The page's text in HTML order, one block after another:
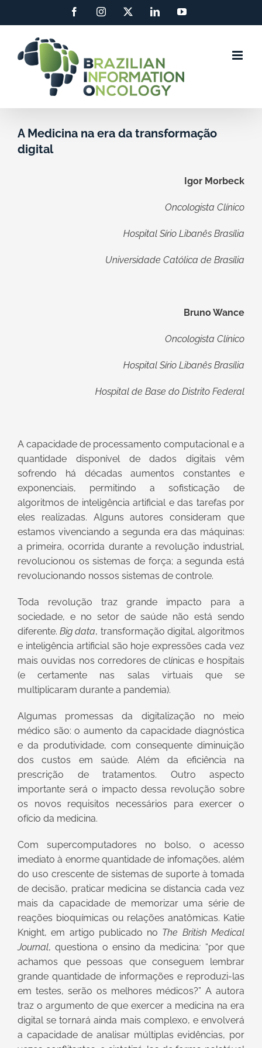
conteúdo
FacebookInstagram LinkedInYouTube
A Medicina na era da transformação
digital
Igor Morbeck
Oncologista Clínico
Hospital Sírio Libanês Brasília
Universidade Católica de Brasília
Bruno Wance
Oncologista Clínico
Hospital Sírio Libanês Brasília
Hospital de Base do Distrito Federal
A capacidade de processamento computacional e a
quantidade disponível de dados digitais vêm
sofrendo há décadas aumentos constantes e
exponenciais, permitindo a sofisticação de
algoritmos de inteligência artificial e das tarefas por
eles realizadas. Alguns autores consideram que
estamos vivenciando a segunda era das máquinas:
a primeira, ocorrida durante a revolução industrial,
revolucionou os sistemas de força; a segunda está
revolucionando nossos sistemas de controle.
Toda revolução traz grande impacto para a
sociedade, e no setor de saúde não está sendo
diferente.Big data, transformação digital, algoritmos
e inteligência artificial são hoje expressões cada vez
mais ouvidas nos corredores de clínicas e hospitais
(e certamente nas salas virtuais que se
multiplicaram durante a pandemia).
Algumas promessas da digitalização no meio
médico são: o aumento da capacidade diagnóstica
e da produtividade, com consequente diminuição
dos custos em saúde. Além da eficiência na
prescrição de tratamentos. Outro aspecto
importante será o impacto dessa revolução sobre
os novos requisitos necessários para exercer o
ofício da medicina.
Com supercomputadores no bolso, o acesso
imediato à enorme quantidade de infomações, além
do uso crescente de sistemas de suporte à tomada
de decisão, praticar medicina se distancia cada vez
mais da capacidade de memorizar uma série de
reações bioquímicas ou relações anatômicas. Katie
Knight, em artigo publicado no The British Medical
Journal, questiona o ensino da medicina: “por que
achamos que pessoas que conseguem lembrar
grande quantidade de informações e reproduzi-las
em testes, serão os melhores médicos?” A autora
traz o argumento de que exercer a medicina na era
digital se tornará ainda mais complexo, e envolverá
a capacidade de analisar múltiplas evidências, por